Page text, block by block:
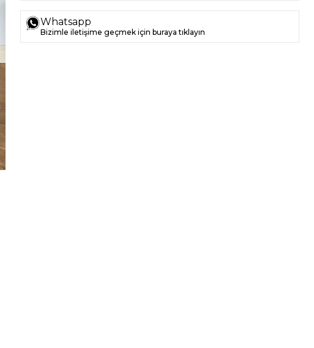
Whatsapp
Bizimle iletişime geçmek için buraya tıklayın